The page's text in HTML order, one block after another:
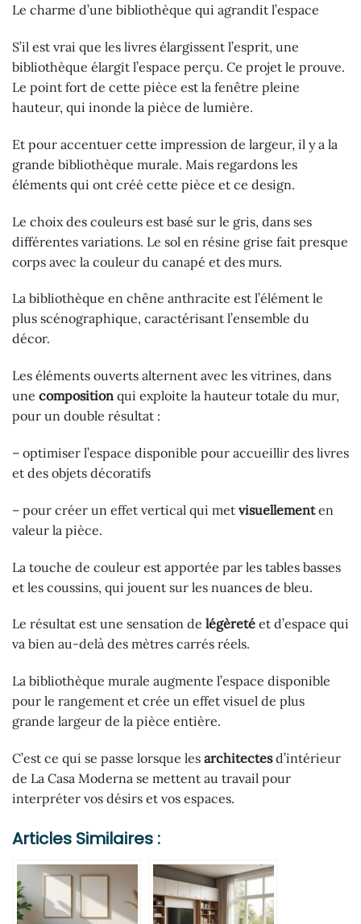
Le charme d’une bibliothèque qui agrandit l’espace
S’il est vrai que les livres élargissent l’esprit, une
bibliothèque élargit l’espace perçu. Ce projet le prouve.
Le point fort de cette pièce est la fenêtre pleine
hauteur, qui inonde la pièce de lumière.
Et pour accentuer cette impression de largeur, il y a la
grande bibliothèque murale. Mais regardons les
éléments qui ont créé cette pièce et ce design.
Le choix des couleurs est basé sur le gris, dans ses
différentes variations. Le sol en résine grise fait presque
corps avec la couleur du canapé et des murs.
La bibliothèque en chêne anthracite est l’élément le
plus scénographique, caractérisant l’ensemble du
décor.
Les éléments ouverts alternent avec les vitrines, dans
une composition qui exploite la hauteur totale du mur,
pour un double résultat :
– optimiser l’espace disponible pour accueillir des livres
et des objets décoratifs
– pour créer un effet vertical qui met visuellementen
valeur la pièce.
La touche de couleur est apportée par les tables basses
et les coussins, qui jouent sur les nuances de bleu.
Le résultat est une sensation de légèreté et d’espace qui
va bien au-delà des mètres carrés réels.
La bibliothèque murale augmente l’espace disponible
pour le rangement et crée un effet visuel de plus
grande largeur de la pièce entière.
C’est ce qui se passe lorsque les architectesd’intérieur
de La Casa Moderna se mettent au travail pour
interpréter vos désirs et vos espaces.
Articles Similaires :